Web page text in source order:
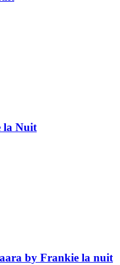
la Nuit
by Frankie la nuit